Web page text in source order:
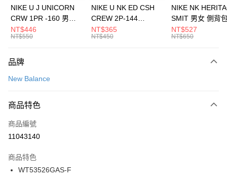
元大商業銀行
台灣樂天信用卡公司
全盈+PAY
AFTEE先享後付
【關於「AFTEE先享後付」】
便利好安心！
３．安心：先確認商品／服務後，再付款。
【「AFTEE先享後付」結帳流程】
１．於結帳方式選擇「AFTEE先享後付」後，將跳轉至「AFTEE先享後付」
２．訂單成立數日內，您將收到繳費通知簡訊。
３．收到繳費通知簡訊後14天內，點擊此簡訊中的連結，可透過四大超商／
ATM／網路銀行／等多元方式進行付款，方視為交易完成。
運送方式
每筆NT$100，滿NT$1,500(含以上)免運費
宅配
每筆NT$100，滿NT$1,500(含以上)免運費
付款後門市自取
每筆NT$100，滿NT$1,500(含以上)免運費
NIKE U J UNICORN
CRW 1PR -160 男女
中統襪 FZ3393100
NT$446
NT$550
NIKE U NK ED CSH
CREW 2P-144
EMBRDY 男女 短統襪
FZ3073133
NT$365
NT$450
NIKE NK
SMIT 男女 側背
BA5871010
NT$527
NT$650
品牌
New Balance
商品特色
商品編號
11043140
商品特色
WT53526GAS-F